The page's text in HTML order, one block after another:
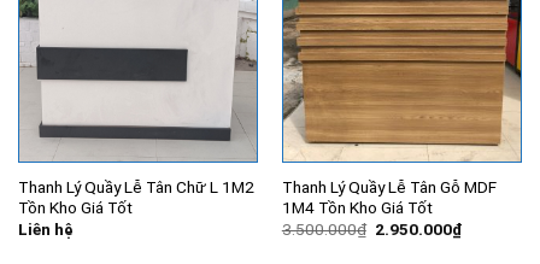
Thanh Lý Quầy Lễ Tân Chữ L 1M2
Tồn Kho Giá Tốt
Liên hệ
Thanh Lý Quầy Lễ Tân Gỗ MDF
1M4 Tồn Kho Giá Tốt
3.500.000₫ Giá
2.950.000₫Giá
hiện